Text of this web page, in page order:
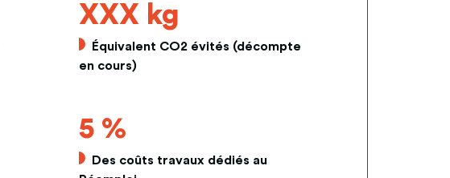
XXX kg
Équivalent CO2 évités (décompte
en cours)
5 %
Des coûts travaux dédiés au